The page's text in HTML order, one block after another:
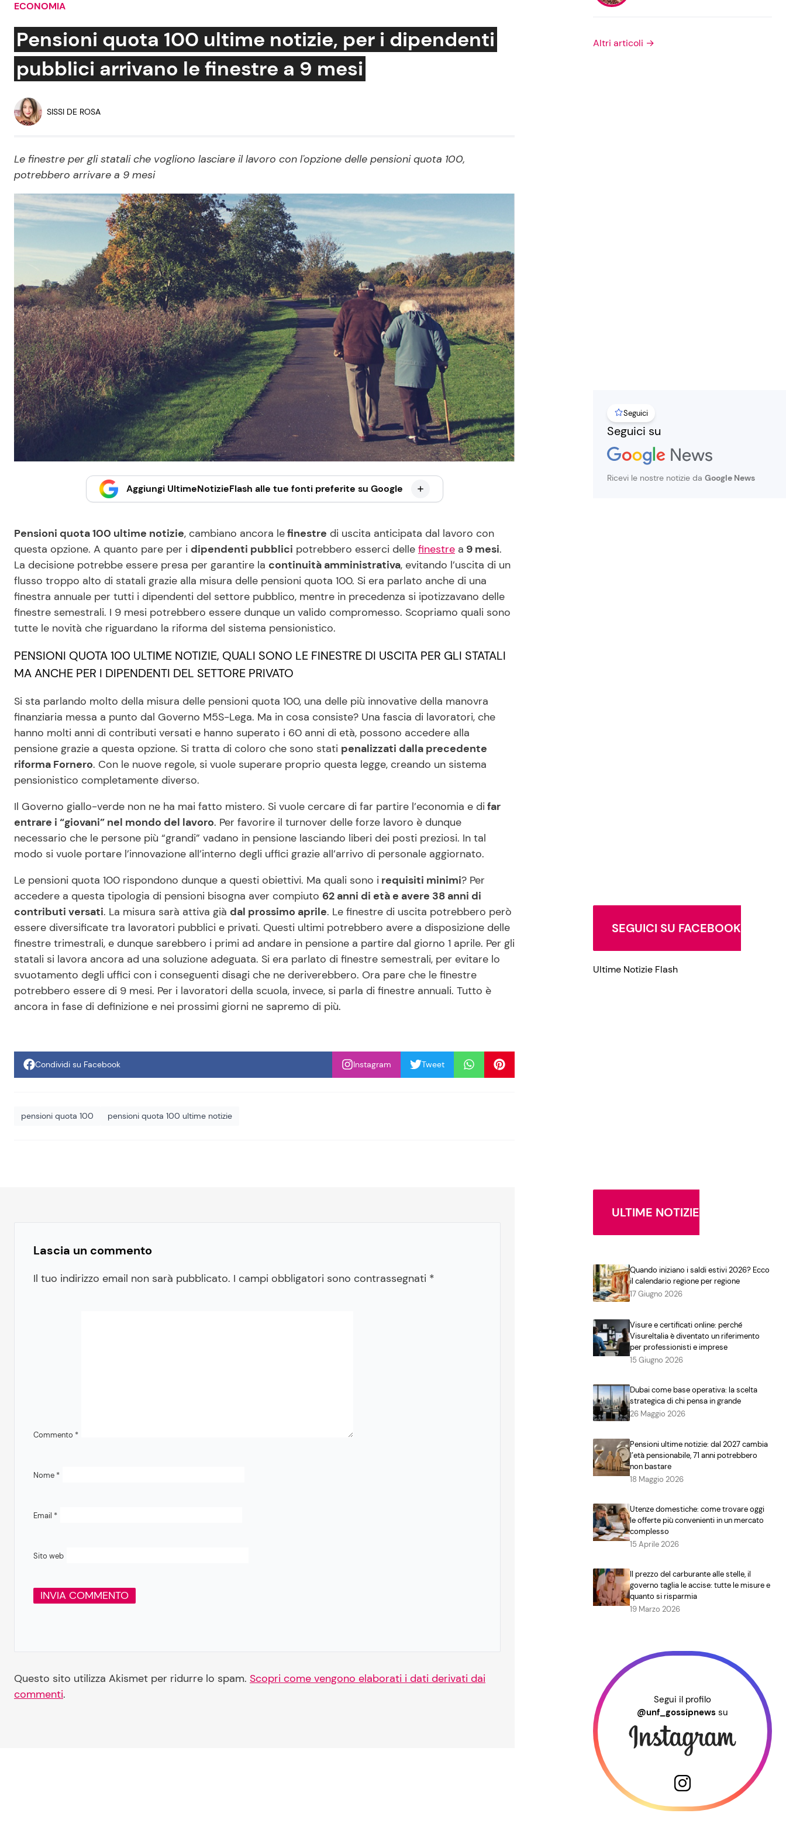
Social News
News dal mondo
Benessere
Mondo Mamma
Salute
Viaggi e Turismo
Festività
Cucina e Ricette
Le Ricette in TV
Ricette Facili e Veloci
Ricette Feste
Ricette per Bambini
Privacy Policy
ECONOMIA
Pensioni quota 100 ultime notizie, per i dipendenti
pubblici arrivano le finestre a 9 mesi
SISSI DE ROSA
Le finestre per gli statali che vogliono lasciare il lavoro con l'opzione delle pensioni quota 100,
potrebbero arrivare a 9 mesi
Aggiungi UltimeNotizieFlash alle tue fonti preferite su Google
Pensioni quota 100 ultime notizie, cambiano ancora lefinestre di uscita anticipata dal lavoro con
questa opzione. A quanto pare per i dipendenti pubblici potrebbero esserci delle finestre a 9 mesi.
La decisione potrebbe essere presa per garantire la continuità amministrativa, evitando l’uscita di un
flusso troppo alto di statali grazie alla misura delle pensioni quota 100. Si era parlato anche di una
finestra annuale per tutti i dipendenti del settore pubblico, mentre in precedenza si ipotizzavano delle
finestre semestrali. I 9 mesi potrebbero essere dunque un valido compromesso. Scopriamo quali sono
tutte le novità che riguardano la riforma del sistema pensionistico.
PENSIONI QUOTA 100 ULTIME NOTIZIE, QUALI SONO LE FINESTRE DI USCITA PER GLI STATALI
MA ANCHE PER I DIPENDENTI DEL SETTORE PRIVATO
Si sta parlando molto della misura delle pensioni quota 100, una delle più innovative della manovra
finanziaria messa a punto dal Governo M5S-Lega. Ma in cosa consiste? Una fascia di lavoratori, che
hanno molti anni di contributi versati e hanno superato i 60 anni di età, possono accedere alla
pensione grazie a questa opzione. Si tratta di coloro che sono stati penalizzati dalla precedente
riforma Fornero. Con le nuove regole, si vuole superare proprio questa legge, creando un sistema
pensionistico completamente diverso.
Il Governo giallo-verde non ne ha mai fatto mistero. Si vuole cercare di far partire l’economia e di far
entrare i “giovani” nel mondo del lavoro. Per favorire il turnover delle forze lavoro è dunque
necessario che le persone più “grandi” vadano in pensione lasciando liberi dei posti preziosi. In tal
modo si vuole portare l’innovazione all’interno degli uffici grazie all’arrivo di personale aggiornato.
Le pensioni quota 100 rispondono dunque a questi obiettivi. Ma quali sono i requisiti minimi? Per
accedere a questa tipologia di pensioni bisogna aver compiuto 62 anni di età e avere 38 anni di
contributi versati. La misura sarà attiva già dal prossimo aprile. Le finestre di uscita potrebbero però
essere diversificate tra lavoratori pubblici e privati. Questi ultimi potrebbero avere a disposizione delle
finestre trimestrali, e dunque sarebbero i primi ad andare in pensione a partire dal giorno 1 aprile. Per gli
statali si lavora ancora ad una soluzione adeguata. Si era parlato di finestre semestrali, per evitare lo
svuotamento degli uffici con i conseguenti disagi che ne deriverebbero. Ora pare che le finestre
potrebbero essere di 9 mesi. Per i lavoratori della scuola, invece, si parla di finestre annuali. Tutto è
ancora in fase di definizione e nei prossimi giorni ne sapremo di più.
Condividi su Facebook Instagram Tweet
pensioni quota 100 pensioni quota 100 ultime notizie
Lascia un commento
Il tuo indirizzo email non sarà pubblicato. I campi obbligatori sono contrassegnati *
Commento *
Nome *
Email *
Sito web
Questo sito utilizza Akismet per ridurre lo spam. Scopri come vengono elaborati i dati derivati dai
commenti.
Altri articoli →
Seguici
Seguici su
Ricevi le nostre notizie da Google News
SEGUICI SU FACEBOOK
Ultime Notizie Flash
ULTIME NOTIZIE
Quando iniziano i saldi estivi 2026? Ecco
il calendario regione per regione
17 Giugno 2026
Visure e certificati online: perché
VisureItalia è diventato un riferimento
per professionisti e imprese
15 Giugno 2026
Dubai come base operativa: la scelta
strategica di chi pensa in grande
26 Maggio 2026
Pensioni ultime notizie: dal 2027 cambia
l’età pensionabile, 71 anni potrebbero
non bastare
18 Maggio 2026
Utenze domestiche: come trovare oggi
le offerte più convenienti in un mercato
complesso
15 Aprile 2026
Il prezzo del carburante alle stelle, il
governo taglia le accise: tutte le misure e
quanto si risparmia
19 Marzo 2026
Segui il profilo
@unf_gossipnews su